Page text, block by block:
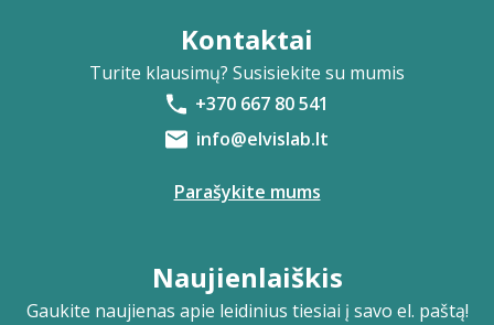
Kontaktai
Turite klausimų? Susisiekite su mumis
+370 667 80 541
info@elvislab.lt
Parašykite mums
Naujienlaiškis
Gaukite naujienas apie leidinius tiesiai į savo el. paštą!